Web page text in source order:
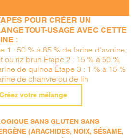
POUR CRÉER UN
TOUT-USAGE AVEC CETTE
:
1 : 50 % à 85 % de farine d’avoine,
ou riz brun Étape 2 : 15 % à 50 %
de quinoa Étape 3 : 1 % à 15 %
de chanvre ou de lin
Créez votre mélange
SANS GLUTEN SANS
(ARACHIDES, NOIX, SÉSAME,